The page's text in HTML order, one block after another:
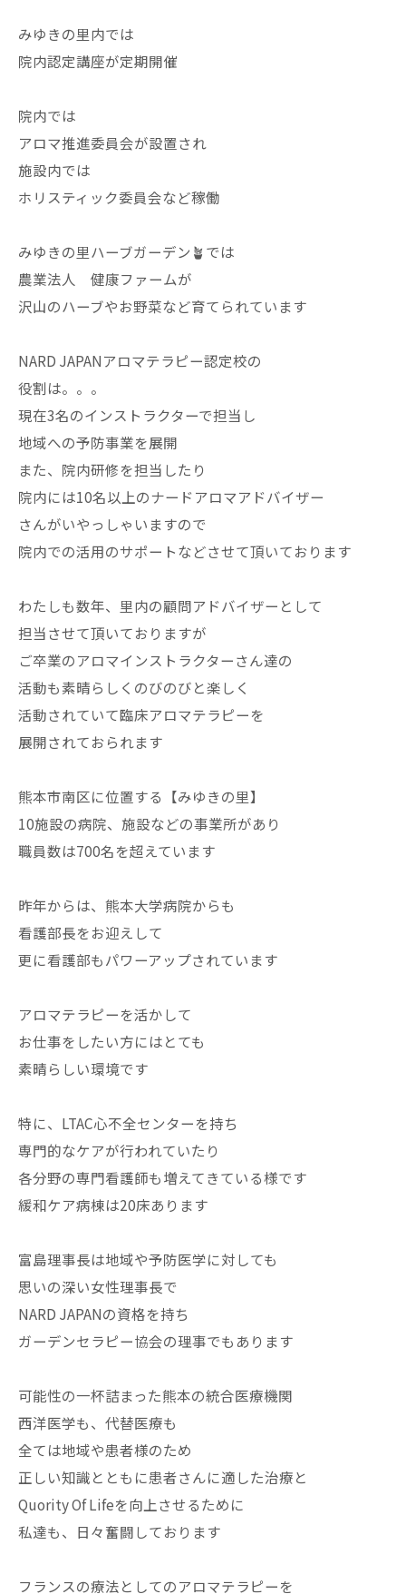
みゆきの里内では
院内認定講座が定期開催
院内では
アロマ推進委員会が設置され
施設内では
ホリスティック委員会など稼働
みゆきの里ハーブガーデン🪴では
農業法人 健康ファームが
沢山のハーブやお野菜など育てられています
NARD JAPANアロマテラピー認定校の
役割は。。。
現在3名のインストラクターで担当し
地域への予防事業を展開
また、院内研修を担当したり
院内には10名以上のナードアロマアドバイザー
さんがいやっしゃいますので
院内での活用のサポートなどさせて頂いております
わたしも数年、里内の顧問アドバイザーとして
担当させて頂いておりますが
ご卒業のアロマインストラクターさん達の
活動も素晴らしくのびのびと楽しく
活動されていて臨床アロマテラピーを
展開されておられます
熊本市南区に位置する【みゆきの里】
10施設の病院、施設などの事業所があり
職員数は700名を超えています
昨年からは、熊本大学病院からも
看護部長をお迎えして
更に看護部もパワーアップされています
アロマテラピーを活かして
お仕事をしたい方にはとても
素晴らしい環境です
特に、LTAC心不全センターを持ち
専門的なケアが行われていたり
各分野の専門看護師も増えてきている様です
緩和ケア病棟は20床あります
富島理事長は地域や予防医学に対しても
思いの深い女性理事長で
NARD JAPANの資格を持ち
ガーデンセラピー協会の理事でもあります
可能性の一杯詰まった熊本の統合医療機関
西洋医学も、代替医療も
全ては地域や患者様のため
正しい知識とともに患者さんに適した治療と
Quority Of Lifeを向上させるために
私達も、日々奮闘しております
フランスの療法としてのアロマテラピーを